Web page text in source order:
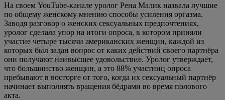
На своем YouTube-канале уролог Рена Малик назвала лучшие
по общему женскому мнению способы усиления оргазма.
Заводя разговор о женских сексуальных предпочтениях,
уролог сделала упор на итоги опроса, в котором приняли
участие четыре тысячи американских женщин, каждой из
которых был задан вопрос от каких действий своего партнёра
они получают наивысшее удовольствие. Уролог утверждает,
что большинство женщин, а это 88% участниц опроса
пребывают в восторге от того, когда их сексуальный партнёр
начинает выполнять вращения бёдрами во время полового
акта.